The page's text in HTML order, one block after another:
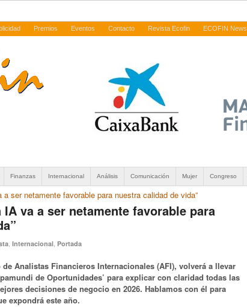
Premios Eventos Contacto Revista Ecofin ECOFIN News
Finanzas Internacional Análisis Comunicación Mujer Congreso
a ser netamente favorable para nuestra calidad de vida”
IA va a ser netamente favorable para
Internacional Portada
Analistas Financieros Internacionales (AFI), volverá a llevar
de Oportunidades’ para explicar con claridad todas las
decisiones de negocio en 2026. Hablamos con él para
expondrá este año.